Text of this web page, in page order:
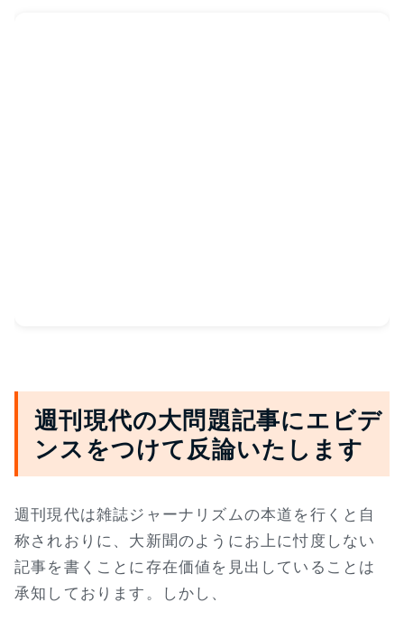
週刊現代の大問題記事にエビデ
ンスをつけて反論いたします
週刊現代は雑誌ジャーナリズムの本道を行くと自
称されおりに、大新聞のようにお上に忖度しない
記事を書くことに存在価値を見出していることは
承知しております。しかし、